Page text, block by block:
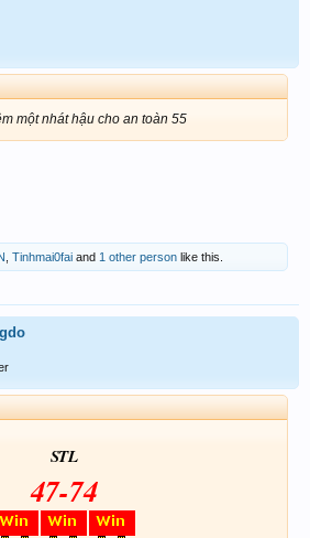
một nhát hậu cho an toàn 55
Tinhmai0fai and 1 other person like this.
STL
47-74